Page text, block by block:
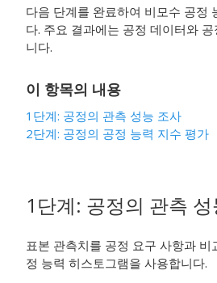
다음 단계를 완료하여 비모수 공정
다. 주요 결과에는 공정 데이터와
니다.
이 항목의 내용
1단계: 공정의 관측 성능 조사
2단계: 공정의 공정 능력 지수 평가
1단계: 공정의 관측
표본 관측치를 공정 요구 사항과 비
정 능력 히스토그램을 사용합니다.